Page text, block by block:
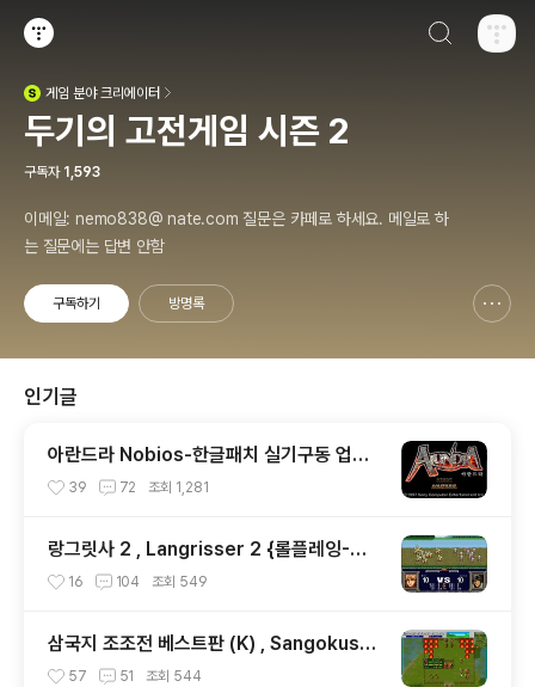
게임 분야 크리에이터
두기의 고전게임 시즌 2
구독자 1,593
이메일: nemo838@ nate.com 질문은 카페로 하세요. 메일로 하
는 질문에는 답변 안함
구독하기 방명록
인기글
아란드라 Nobios-한글패치 실기구동 업데
이트 (PS1)
39 72 조회 1,281
랑그릿사 2 , Langrisser 2 {롤플레잉-전
략 , RPG-Strategy}
16 104 조회 549
삼국지 조조전 베스트판 (K) , Sangokushi
Sousouden the Best (K) {롤플레잉-전
57 51 조회 544